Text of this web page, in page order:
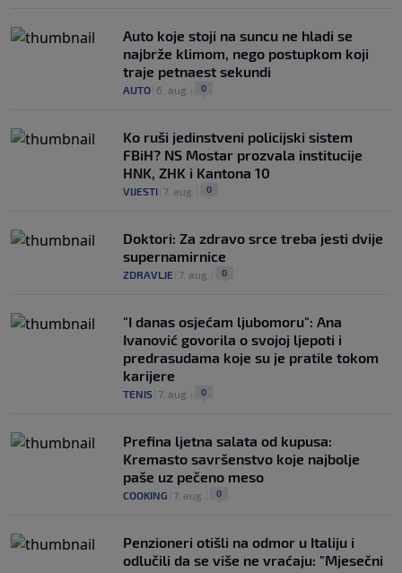
Auto koje stoji na suncu ne hladi se
najbrže klimom, nego postupkom koji
traje petnaest sekundi
AUTO 6. aug. 0
Ko ruši jedinstveni policijski sistem
FBiH? NS Mostar prozvala institucije
HNK, ZHK i Kantona 10
VIJESTI 7. aug. 0
Doktori: Za zdravo srce treba jesti dvije
supernamirnice
ZDRAVLJE 7. aug. 0
"I danas osjećam ljubomoru": Ana
Ivanović govorila o svojoj ljepoti i
predrasudama koje su je pratile tokom
karijere
TENIS 7. aug. 0
Prefina ljetna salata od kupusa:
Kremasto savršenstvo koje najbolje
paše uz pečeno meso
COOKING 7. aug. 0
Penzioneri otišli na odmor u Italiju i
odlučili da se više ne vraćaju: "Mjesečni